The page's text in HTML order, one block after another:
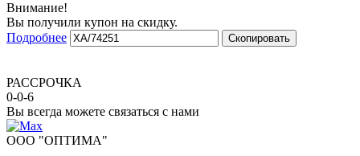
Внимание!
Вы получили купон на скидку.
Подробнее
Скопировать
РАССРОЧКА
0-0-6
Вы всегда можете связаться с нами
ООО "ОПТИМА"